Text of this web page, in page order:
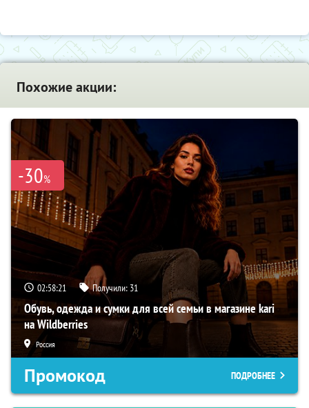
Похожие акции:
-30%
02:58:20 Получили: 31
Обувь, одежда и сумки для всей семьи в магазине kari
на Wildberries
Россия
Промокод ПОДРОБНЕЕ